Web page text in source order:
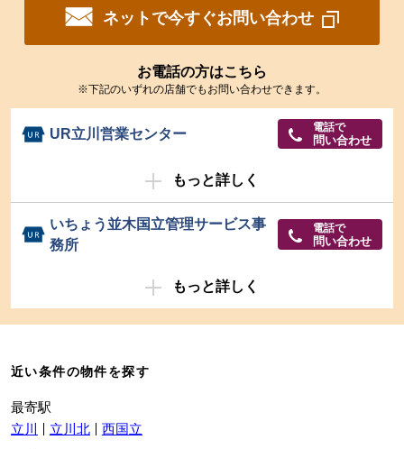
ネットで今すぐお問い合わせ
お電話の方はこちら
※下記のいずれの店舗でもお問い合わせできます。
UR立川営業センター 電話で
問い合わせ
もっと詳しく
いちょう並木国立管理サービス事
務所
電話で
問い合わせ
もっと詳しく
近い条件の物件を探す
最寄駅
立川
立川北 西国立